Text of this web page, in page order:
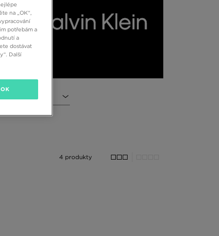
4 produkty
na „OK“,
potřebám a
a
dostávat
Další
OK